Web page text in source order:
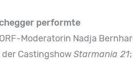
performte
Moderatorin Nadja
CastingshowStarmania 21